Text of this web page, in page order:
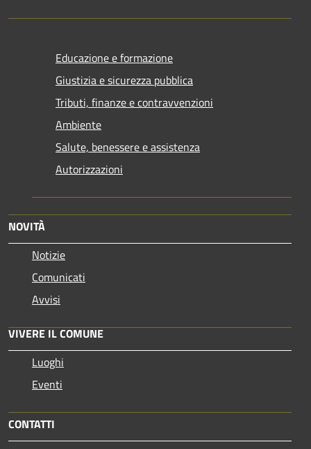
Educazione e formazione
Giustizia e sicurezza pubblica
Tributi, finanze e contravvenzioni
Ambiente
Salute, benessere e assistenza
Autorizzazioni
NOVITÀ
Notizie
Comunicati
Avvisi
VIVERE IL COMUNE
Luoghi
Eventi
CONTATTI